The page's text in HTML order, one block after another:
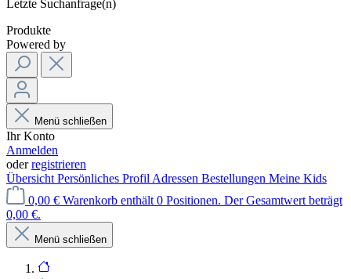
Letzte Suchanfrage(n)
Produkte
Powered by
Menü schließen
Ihr Konto
Anmelden
oderregistrieren
Übersicht Persönliches Profil Adressen Bestellungen Meine Kids
0,00 € Warenkorb enthält 0 Positionen. Der Gesamtwert beträgt
0,00 €.
Menü schließen